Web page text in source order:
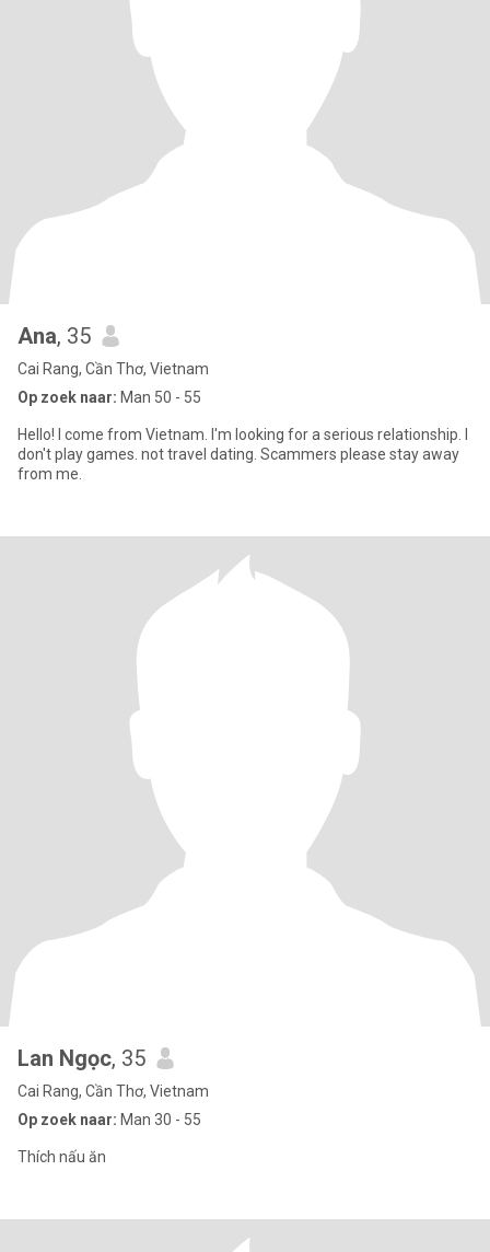
Ana, 35
Cai Rang, Cần Thơ, Vietnam
Op zoek naar: Man 50 - 55
Hello! I come from Vietnam. I'm looking for a serious relationship. I
don't play games. not travel dating. Scammers please stay away
from me.
Lan Ngọc, 35
Cai Rang, Cần Thơ, Vietnam
Op zoek naar: Man 30 - 55
Thích nấu ăn